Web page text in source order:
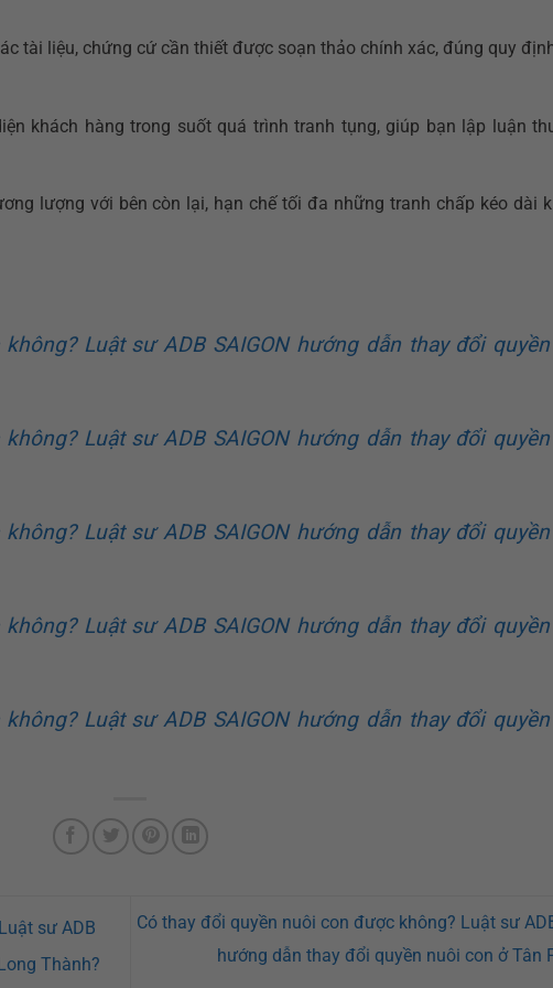
tài liệu, chứng cứ cần thiết được soạn thảo chính xác, đúng quy
khách hàng trong suốt quá trình tranh tụng, giúp bạn lập luận
lượng với bên còn lại, hạn chế tối đa những tranh chấp kéo dài
Luật sư ADB SAIGON hướng dẫn thay đổi
Luật sư ADB SAIGON hướng dẫn thay đổi
Luật sư ADB SAIGON hướng dẫn thay đổi
Luật sư ADB SAIGON hướng dẫn thay đổi
Luật sư ADB SAIGON hướng dẫn thay đổi
sư ADB
Thành?
Có thay đổi quyền nuôi con được không? Luật sư
hướng dẫn thay đổi quyền nuôi con ở Tân